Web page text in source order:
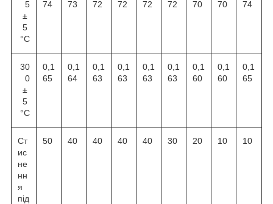
5
±
5
°С
74
73
72
72
72
72
70
70
74
30
0
±
5
°С
0,1
65
0,1
64
0,1
63
0,1
63
0,1
63
0,1
63
0,1
60
0,1
60
0,1
65
Ст
ис
не
нн
я
під
50 40 40 40 40 30 20 10 10